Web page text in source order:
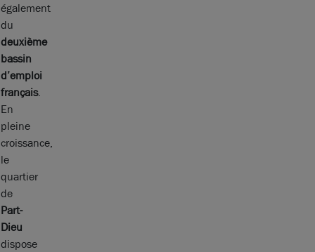
également
du
deuxième
bassin
d’emploi
français.
En
pleine
croissance,
le
quartier
de
Part-
Dieu
dispose